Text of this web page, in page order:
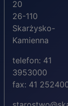
20
26-110
Skarżysko-
Kamienna
telefon: 41
3953000
fax: 41